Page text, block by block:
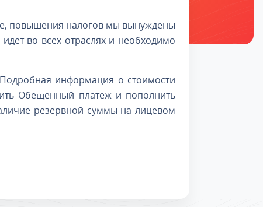
повышения налогов мы вынуждены
во всех отраслях и необходимо
информация о стоимости
Обещенный платеж и пополнить
резервной суммы на лицевом